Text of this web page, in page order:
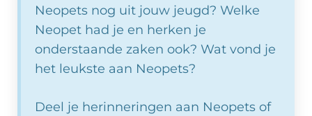
Neopets nog uit jouw jeugd? Welke
Neopet had je en herken je
onderstaande zaken ook? Wat vond je
het leukste aan Neopets?
Deel je herinneringen aan Neopets of